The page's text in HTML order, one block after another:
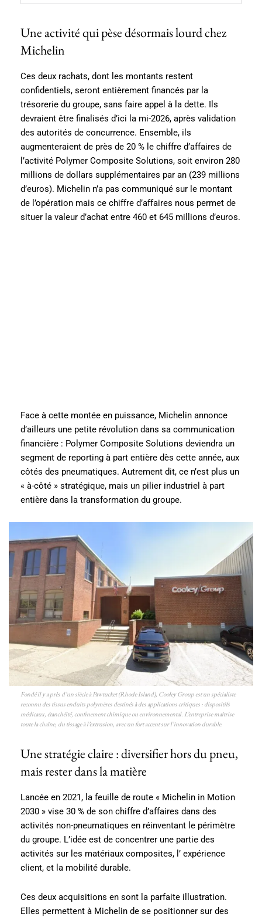
Une activité qui pèse désormais lourd chez
Michelin
Ces deux rachats, dont les montants restent
confidentiels, seront entièrement financés par la
trésorerie du groupe, sans faire appel à la dette. Ils
devraient être finalisés d’ici la mi-2026, après validation
des autorités de concurrence. Ensemble, ils
augmenteraient de près de 20 % le chiffre d’affaires de
l’activité Polymer Composite Solutions, soit environ 280
millions de dollars supplémentaires par an (239 millions
d’euros). Michelin n’a pas communiqué sur le montant
de l’opération mais ce chiffre d’affaires nous permet de
situer la valeur d’achat entre 460 et 645 millions d’euros.
Face à cette montée en puissance, Michelin annonce
d’ailleurs une petite révolution dans sa communication
financière : Polymer Composite Solutions deviendra un
segment de reporting à part entière dès cette année, aux
côtés des pneumatiques. Autrement dit, ce n’est plus un
« à-côté » stratégique, mais un pilier industriel à part
entière dans la transformation du groupe.
Fondé il y a près d’un siècle à Pawtucket (Rhode Island), Cooley Group est un spécialiste
reconnu des tissus enduits polymères destinés à des applications critiques : dispositifs
médicaux, étanchéité, confinement chimique ou environnemental. L’entreprise maîtrise
toute la chaîne, du tissage à l’extrusion, avec un fort accent sur l’innovation durable.
Une stratégie claire : diversifier hors du pneu,
mais rester dans la matière
Lancée en 2021, la feuille de route « Michelin in Motion
2030 » vise 30 % de son chiffre d’affaires dans des
activités non-pneumatiques en réinventant le périmètre
du groupe. L’idée est de concentrer une partie des
activités sur les matériaux composites, l’ expérience
client, et la mobilité durable.
Ces deux acquisitions en sont la parfaite illustration.
Elles permettent à Michelin de se positionner sur des